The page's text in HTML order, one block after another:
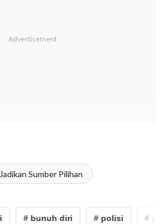
Jadikan Sumber Pilihan
# bunuh diri # polisi # polisi